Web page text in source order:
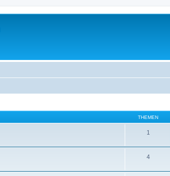
THEMEN
1
4